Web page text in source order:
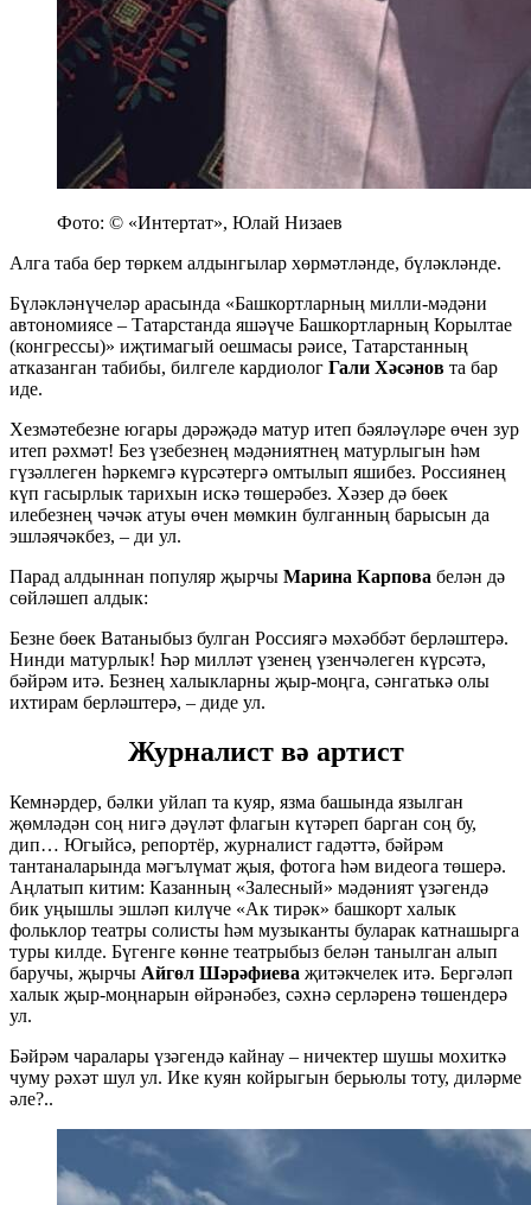
Фото: © «Интертат», Юлай Низаев
Алга таба бер төркем алдынгылар хөрмәтләнде, бүләкләнде.
Бүләкләнүчеләр арасында «Башкортларның милли-мәдәни
автономиясе – Татарстанда яшәүче Башкортларның Корылтае
(конгрессы)» иҗтимагый оешмасы рәисе, Татарстанның
атказанган табибы, билгеле кардиолог Гали Хәсәнов та бар
иде.
Хезмәтебезне югары дәрәҗәдә матур итеп бәяләүләре өчен зур
итеп рәхмәт! Без үзебезнең мәдәниятнең матурлыгын һәм
гүзәллеген һәркемгә күрсәтергә омтылып яшибез. Россиянең
күп гасырлык тарихын искә төшерәбез. Хәзер дә бөек
илебезнең чәчәк атуы өчен мөмкин булганның барысын да
эшләячәкбез, – ди ул.
Парад алдыннан популяр җырчы Марина Карпова белән дә
сөйләшеп алдык:
Безне бөек Ватаныбыз булган Россиягә мәхәббәт берләштерә.
Нинди матурлык! Һәр милләт үзенең үзенчәлеген күрсәтә,
бәйрәм итә. Безнең халыкларны җыр-моңга, сәнгатькә олы
ихтирам берләштерә, – диде ул.
Журналист вә артист
Кемнәрдер, бәлки уйлап та куяр, язма башында язылган
җөмләдән соң нигә дәүләт флагын күтәреп барган соң бу,
дип… Югыйсә, репортёр, журналист гадәттә, бәйрәм
тантаналарында мәгълүмат җыя, фотога һәм видеога төшерә.
Аңлатып китим: Казанның «Залесный» мәдәният үзәгендә
бик уңышлы эшләп килүче «Ак тирәк» башкорт халык
фольклор театры солисты һәм музыканты буларак катнашырга
туры килде. Бүгенге көнне театрыбыз белән танылган алып
баручы, җырчы Айгөл Шәрәфиева җитәкчелек итә. Бергәләп
халык җыр-моңнарын өйрәнәбез, сәхнә серләренә төшендерә
ул.
Бәйрәм чаралары үзәгендә кайнау – ничектер шушы мохиткә
чуму рәхәт шул ул. Ике куян койрыгын берьюлы тоту, диләрме
әле?..